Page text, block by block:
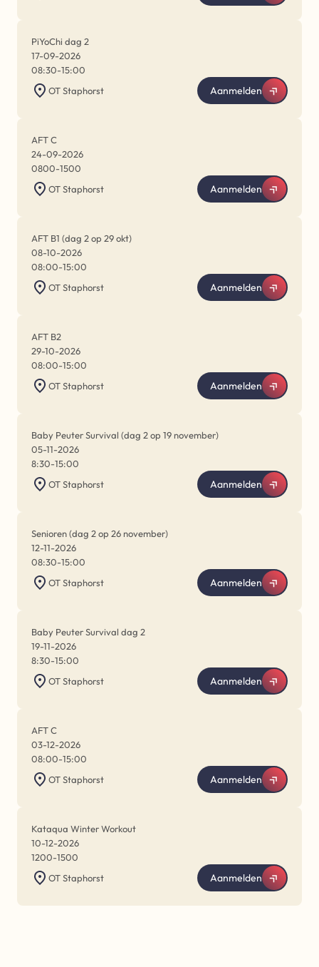
PiYoChi dag 2
17-09-2026
08:30-15:00
OT Staphorst
Aanmelden
AFT C
24-09-2026
0800-1500
OT Staphorst
Aanmelden
AFT B1 (dag 2 op 29 okt)
08-10-2026
08:00-15:00
OT Staphorst
Aanmelden
AFT B2
29-10-2026
08:00-15:00
OT Staphorst
Aanmelden
Baby Peuter Survival (dag 2 op 19 november)
05-11-2026
8:30-15:00
OT Staphorst
Aanmelden
Senioren (dag 2 op 26 november)
12-11-2026
08:30-15:00
OT Staphorst
Aanmelden
Baby Peuter Survival dag 2
19-11-2026
8:30-15:00
OT Staphorst
Aanmelden
AFT C
03-12-2026
08:00-15:00
OT Staphorst
Aanmelden
Kataqua Winter Workout
10-12-2026
1200-1500
OT Staphorst
Aanmelden